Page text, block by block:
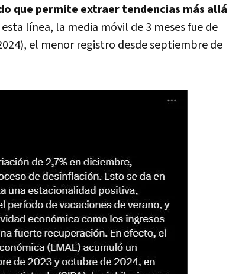
que permite extraer tendencias más allá
esta línea, la media móvil de 3 meses fue de
el menor registro desde septiembre de